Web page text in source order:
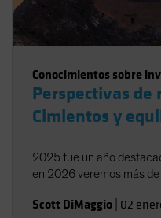
Conocimientos sobre
Perspectivas
Cimientos y
2025 fue un año
en 2026 veremos más de
Scott DiMaggio 02